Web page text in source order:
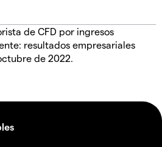
de CFD por ingresos
resultados empresariales
de 2022.